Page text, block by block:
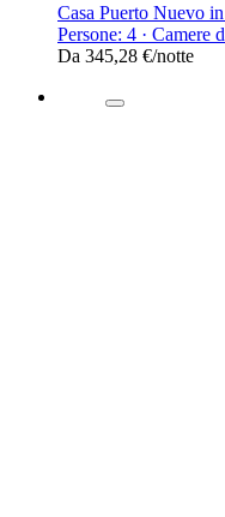
Casa Puerto Nuevo
Persone: 4 · Camere
Da 345,28 €/notte